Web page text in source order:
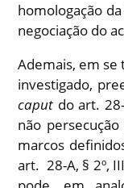
homologação
negociação do
Ademais, em
investigado,
caput do art.
não
marcos
art. 28-A, § 2º,